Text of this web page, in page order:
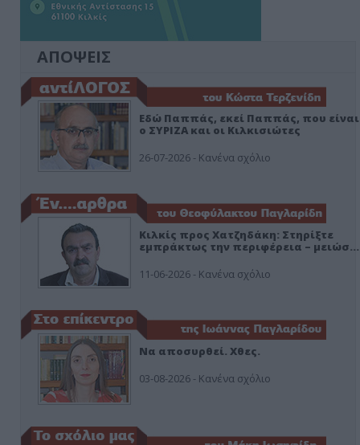
ΑΠΟΨΕΙΣ
Εδώ Παππάς, εκεί Παππάς, που είναι
ο ΣΥΡΙΖΑ και οι Κιλκισιώτες
26-07-2026 - Κανένα σχόλιο
Κιλκίς προς Χατζηδάκη: Στηρίξτε
εμπράκτως την περιφέρεια – μειώσ…
11-06-2026 - Κανένα σχόλιο
Να αποσυρθεί. Χθες.
03-08-2026 - Κανένα σχόλιο